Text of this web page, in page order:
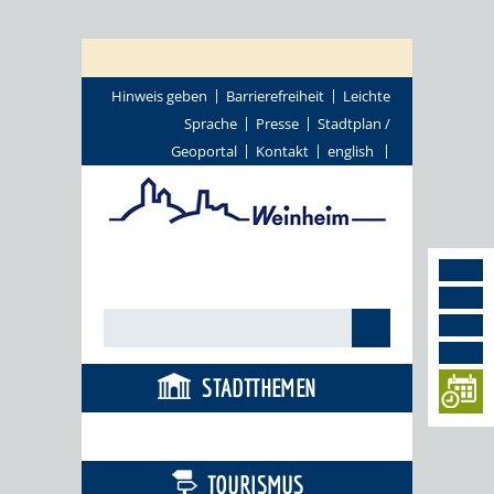
Hinweis geben Barrierefreiheit
Leichte
Sprache
Presse
Stadtplan /
Geoportal
Kontakt english
STADTTHEMEN
TOURISMUS